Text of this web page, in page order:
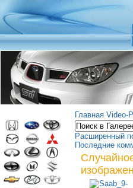
Главная Video-
Расширенный
Последние